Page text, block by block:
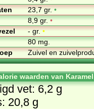
23,7 gr.•
8,9 gr.•
- gr.•
80 mg.
Zuivel en
waarden van
vet: 6,2 g
20,8 g